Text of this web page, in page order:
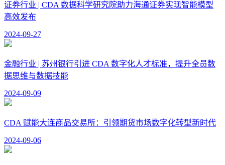
证券行业 | CDA 数据科学研究院助力海通证券实现智能模型
高效发布
2024-09-27
金融行业 | 苏州银行引进 CDA 数字化人才标准，提升全员数
据思维与数据技能
2024-09-09
CDA 赋能大连商品交易所：引领期货市场数字化转型新时代
2024-09-06